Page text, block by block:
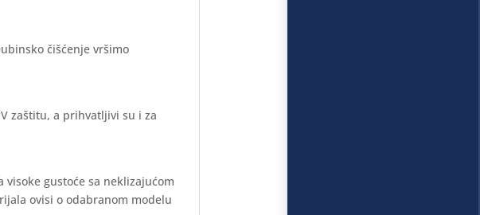
čišćenje vršimo
zaštitu, a prihvatljivi su i za
gustoće sa neklizajućom
ovisi o odabranom modelu